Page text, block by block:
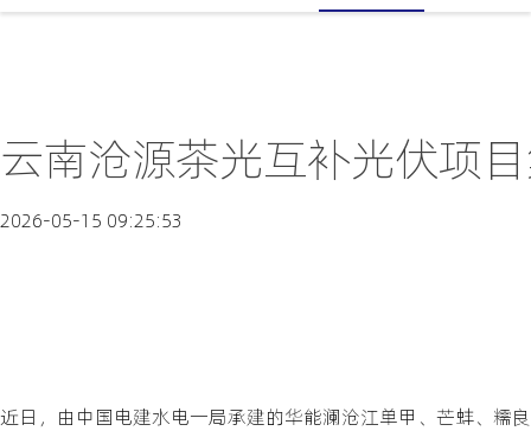
云南沧源茶光互补光伏项
2026-05-15 09:25:53
近日，由中国电建水电一局承建的华能澜沧江单甲、芒蚌、糯